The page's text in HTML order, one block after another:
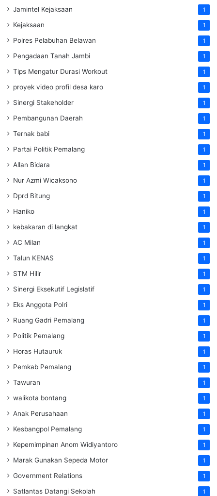
Jamintel Kejaksaan 1
Kejaksaan 1
Polres Pelabuhan Belawan 1
Pengadaan Tanah Jambi 1
Tips Mengatur Durasi Workout 1
proyek video profil desa karo 1
Sinergi Stakeholder 1
Pembangunan Daerah 1
Ternak babi 1
Partai Politik Pemalang 1
Allan Bidara 1
Nur Azmi Wicaksono 1
Dprd Bitung 1
Haniko 1
kebakaran di langkat 1
AC Milan 1
Talun KENAS 1
STM Hilir 1
Sinergi Eksekutif Legislatif 1
Eks Anggota Polri 1
Ruang Gadri Pemalang 1
Politik Pemalang 1
Horas Hutauruk 1
Pemkab Pemalang 1
Tawuran 1
walikota bontang 1
Anak Perusahaan 1
Kesbangpol Pemalang 1
Kepemimpinan Anom Widiyantoro 1
Marak Gunakan Sepeda Motor 1
Government Relations 1
Satlantas Datangi Sekolah 1